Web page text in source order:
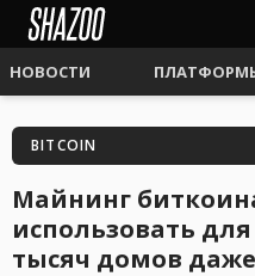
НОВОСТИ
BITCOIN
Майнинг
использовать
тысяч домов